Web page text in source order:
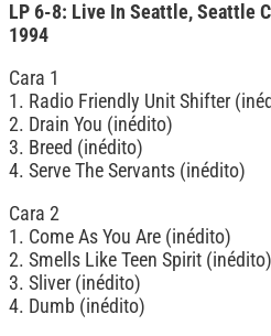
LP 6-8: Live In Seattle, Seattle
1994
Cara 1
1. Radio Friendly Unit Shifter
2. Drain You (inédito)
3. Breed (inédito)
4. Serve The Servants (inédito)
Cara 2
1. Come As You Are (inédito)
2. Smells Like Teen Spirit (inédito)
3. Sliver (inédito)
4. Dumb (inédito)